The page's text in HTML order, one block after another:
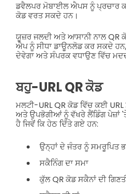
ਡਵੈਲਪਰ ਮੋਬਾਈਲ ਐਪਸ ਨੂੰ ਪ੍ਰਚਾਰ
ਕੋਡ ਵਰਤ ਸਕਦੇ ਹਨ।
ਯੂਜ਼ਰ ਜਲਦੀ ਅਤੇ ਆਸਾਨੀ ਨਾਲ QR
ਐਪ ਨੂੰ ਸੀਧਾ ਡਾਊਨਲੋਡ ਕਰ ਸਕਦੇ
ਦੇਵੇਗਾ ਅਤੇ ਸੰਪਰਕ ਵਧਾਉਣ ਵਿੱਚ
ਬਹੁ-URL QR ਕੋਡ
ਮਲਟੀ-URL QR ਕੋਡ ਵਿੱਚ ਕਈ URL
ਅਤੇ ਉਪਭੋਗੀਆਂ ਨੂੰ ਵੱਖਰੇ ਲੈਂਡਿੰਗ ਪੇਜ਼ਾਂ
ਹੈ ਜਿਵੇਂ ਕਿ ਹੇਠ ਦਿੱਤੇ ਗਏ ਹਨ:
ਉਨ੍ਹਾਂ ਦੇ ਜੰਤਰ ਨੂੰ ਸਮਰੂਪਿਤ
ਸਕੈਨਿੰਗ ਦਾ ਸਮਾ
ਕੁੱਲ QR ਕੋਡ ਸਕੈਨਾਂ ਦੀ